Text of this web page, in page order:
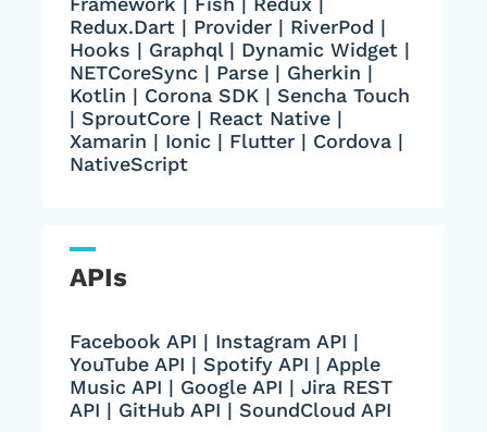
Redux.Dart | Provider | RiverPod |
Hooks | Graphql | Dynamic Widget |
NETCoreSync | Parse | Gherkin |
Kotlin | Corona SDK | Sencha Touch
| SproutCore | React Native |
Xamarin | Ionic | Flutter | Cordova |
NativeScript
APIs
Facebook API | Instagram API |
YouTube API | Spotify API | Apple
Music API | Google API | Jira REST
API | GitHub API | SoundCloud API